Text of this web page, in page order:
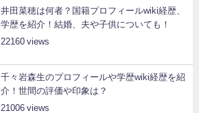
井田菜穂は何者？国籍プロフィールwiki経歴、
学歴を紹介！結婚、夫や子供についても！
22160
千々岩森生のプロフィールや学歴wiki経歴を紹
介！世間の評価や印象は？
21006